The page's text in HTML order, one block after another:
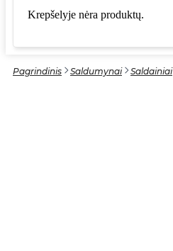
Krepšelyje nėra produktų.
Pagrindinis Saldumynai Saldainiai